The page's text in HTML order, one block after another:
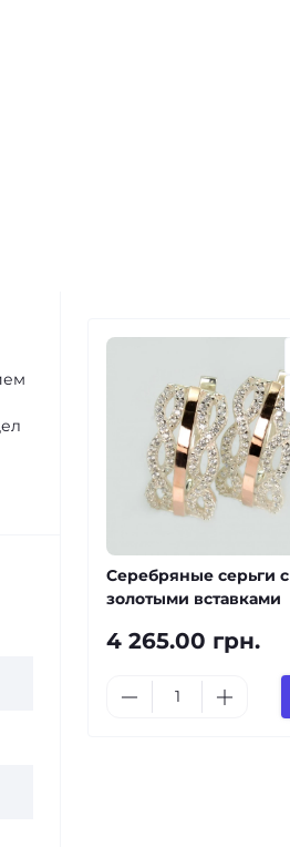
Серебряные серьги с
золотыми вставками
4 265.00 грн.